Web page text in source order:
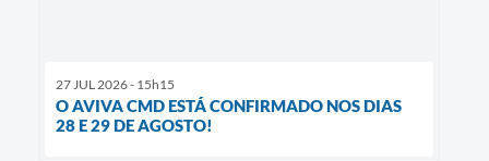
27 JUL 2026 - 15h15
O AVIVA CMD ESTÁ CONFIRMADO NOS DIAS
28 E 29 DE AGOSTO!